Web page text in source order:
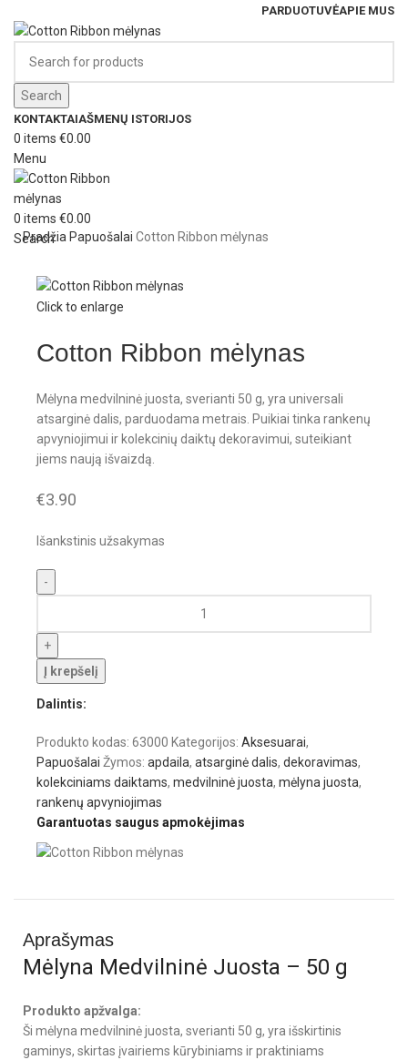
PARDUOTUVĖAPIE MUS
Search
KONTAKTAIAŠMENŲ ISTORIJOS
0 items €0.00
Menu
0 items €0.00
Search
Pradžia Papuošalai Cotton Ribbon mėlynas
Click to enlarge
Cotton Ribbon mėlynas
Mėlyna medvilninė juosta, sverianti 50 g, yra universali
atsarginė dalis, parduodama metrais. Puikiai tinka rankenų
apvyniojimui ir kolekcinių daiktų dekoravimui, suteikiant
jiems naują išvaizdą.
€3.90
Išankstinis užsakymas
Į krepšelį
Dalintis:
Produkto kodas: 63000 Kategorijos: Aksesuarai,
Papuošalai Žymos: apdaila, atsarginė dalis, dekoravimas,
kolekciniams daiktams, medvilninė juosta, mėlyna juosta,
rankenų apvyniojimas
Garantuotas saugus apmokėjimas
Aprašymas
Mėlyna Medvilninė Juosta – 50 g
Produkto apžvalga:
Ši mėlyna medvilninė juosta, sverianti 50 g, yra išskirtinis
gaminys, skirtas įvairiems kūrybiniams ir praktiniams